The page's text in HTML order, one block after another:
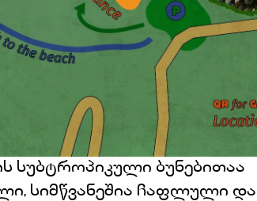
სუბტროპიკული ბუნებითაა
სიმწვანეშია ჩაფლული